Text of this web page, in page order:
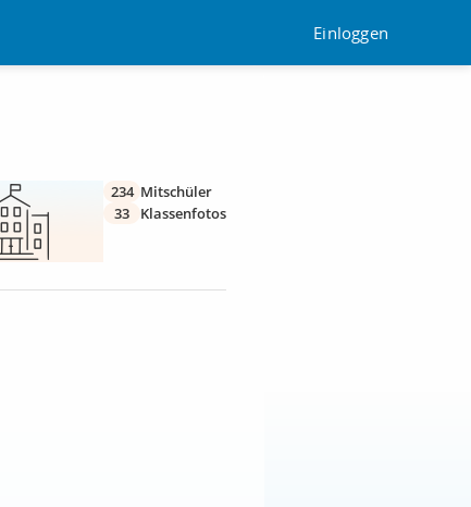
Einloggen
234 Mitschüler
33
Klassenfotos